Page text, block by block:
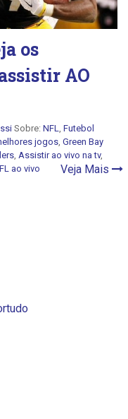
os
AO
Sobre: NFL
Futebol
jogos Green Bay
Assistir ao vivo na tv,
ao vivo Veja Mais